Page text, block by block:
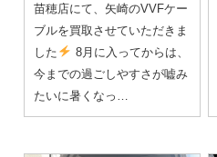
苗穂店にて、矢崎のVVFケー
ブルを買取させていただきま
した
8月に入ってからは、
今までの過ごしやすさが嘘み
たいに暑くなっ…